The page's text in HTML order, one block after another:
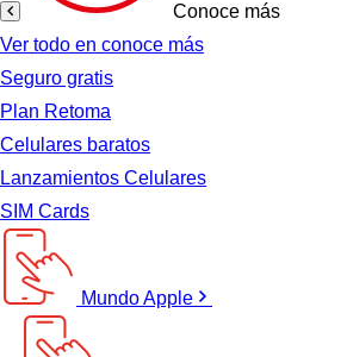
Conoce más
Ver todo en conoce más
Seguro gratis
Plan Retoma
Celulares baratos
Lanzamientos Celulares
SIM Cards
Mundo Apple